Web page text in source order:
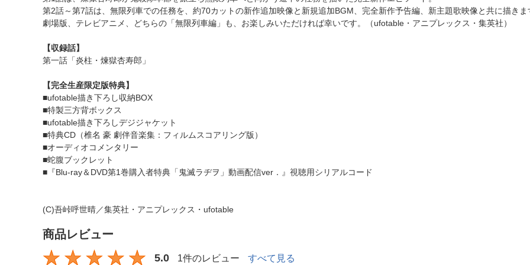
第2話～第7話は、無限列車での任務を、約70カットの新作追加映像と新規追加BGM、完全新作予告編、新主題歌映像と共に描きま
劇場版、テレビアニメ、どちらの「無限列車編」も、お楽しみいただければ幸いです。（ufotable・アニプレックス・集英社）
【収録話】
第一話「炎柱・煉獄杏寿郎」
【完全生産限定版特典】
■ufotable描き下ろし収納BOX
■特製三方背ボックス
■ufotable描き下ろしデジジャケット
■特典CD（椎名 豪 劇伴音楽集：フィルムスコアリング版）
■オーディオコメンタリー
■蛇腹ブックレット
■『Blu-ray＆DVD第1巻購入者特典「鬼滅ラヂヲ」動画配信ver．』視聴用シリアルコード
(C)吾峠呼世晴／集英社・アニプレックス・ufotable
商品レビュー
5.0 1件のレビュー すべて見る